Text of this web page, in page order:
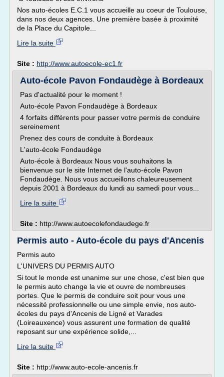
Nos auto-écoles E.C.1 vous accueille au coeur de Toulouse,
dans nos deux agences. Une première basée à proximité
de la Place du Capitole...
Lire la suite
Site : http://www.autoecole-ec1.fr
Auto-école Pavon Fondaudège à Bordeaux
Pas d'actualité pour le moment !
Auto-école Pavon Fondaudège à Bordeaux
4 forfaits différents pour passer votre permis de conduire
sereinement
Prenez des cours de conduite à Bordeaux
L'auto-école Fondaudège
Auto-école à Bordeaux Nous vous souhaitons la
bienvenue sur le site Internet de l'auto-école Pavon
Fondaudège. Nous vous accueillons chaleureusement
depuis 2001 à Bordeaux du lundi au samedi pour vous...
Lire la suite
Site : http://www.autoecolefondaudege.fr
Permis auto - Auto-école du pays d'Ancenis
Permis auto
L'UNIVERS DU PERMIS AUTO
Si tout le monde est unanime sur une chose, c'est bien que
le permis auto change la vie et ouvre de nombreuses
portes. Que le permis de conduire soit pour vous une
nécessité professionnelle ou une simple envie, nos auto-
écoles du pays d'Ancenis de Ligné et Varades
(Loireauxence) vous assurent une formation de qualité
reposant sur une expérience solide,...
Lire la suite
Site : http://www.auto-ecole-ancenis.fr